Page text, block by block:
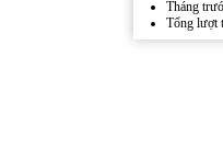
Tháng
Tổng lượt